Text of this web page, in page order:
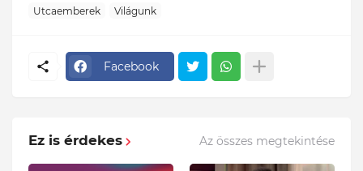
Utcaemberek
Világunk
Facebook
Ez is érdekes Az összes megtekintése